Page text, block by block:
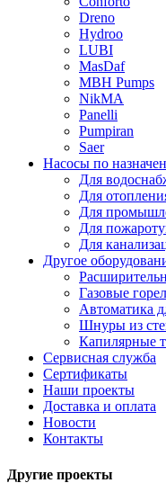
Dreno
Hydroo
LUBI
MasDaf
MBH Pumps
NikMA
Panelli
Pumpiran
Saer
Насосы по
Для
Для
Для
Для
Для
Другое
Газовые
Автоматика
Шнуры из
Капилярные
Сервисная служба
Сертификаты
Наши проекты
Доставка и оплата
Новости
Контакты
Другие проекты